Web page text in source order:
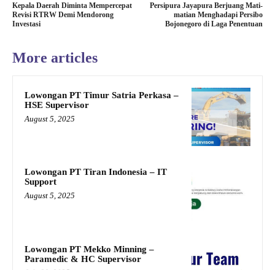
Kepala Daerah Diminta Mempercepat
Revisi RTRW Demi Mendorong
Investasi
Persipura Jayapura Berjuang Mati-
matian Menghadapi Persibo
Bojonegoro di Laga Penentuan
More articles
Lowongan PT Timur Satria Perkasa –
HSE Supervisor
August 5, 2025
Lowongan PT Tiran Indonesia – IT
Support
August 5, 2025
Lowongan PT Mekko Minning –
Paramedic & HC Supervisor